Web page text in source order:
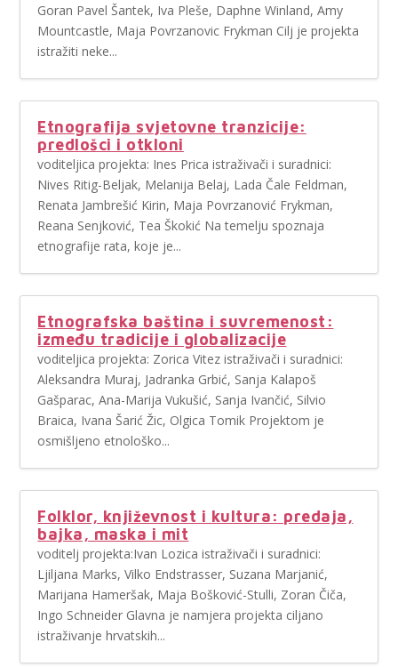
Goran Pavel Šantek, Iva Pleše, Daphne Winland, Amy
Mountcastle, Maja Povrzanovic Frykman Cilj je projekta
istražiti neke...
Etnografija svjetovne tranzicije:
predlošci i otkloni
voditeljica projekta: Ines Prica istraživači i suradnici:
Nives Ritig-Beljak, Melanija Belaj, Lada Čale Feldman,
Renata Jambrešić Kirin, Maja Povrzanović Frykman,
Reana Senjković, Tea Škokić Na temelju spoznaja
etnografije rata, koje je...
Etnografska baština i suvremenost:
između tradicije i globalizacije
voditeljica projekta: Zorica Vitez istraživači i suradnici:
Aleksandra Muraj, Jadranka Grbić, Sanja Kalapoš
Gašparac, Ana-Marija Vukušić, Sanja Ivančić, Silvio
Braica, Ivana Šarić Žic, Olgica Tomik Projektom je
osmišljeno etnološko...
Folklor, književnost i kultura: predaja,
bajka, maska i mit
voditelj projekta:Ivan Lozica istraživači i suradnici:
Ljiljana Marks, Vilko Endstrasser, Suzana Marjanić,
Marijana Hameršak, Maja Bošković-Stulli, Zoran Čiča,
Ingo Schneider Glavna je namjera projekta ciljano
istraživanje hrvatskih...